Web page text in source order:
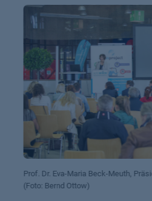
Prof. Dr. Eva-Maria Beck-Meuth,
(Foto: Bernd Ottow)